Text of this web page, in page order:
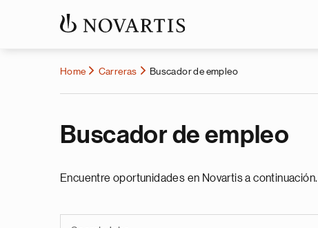
Home Carreras Buscador de empleo
Buscador de empleo
Encuentre oportunidades en Novartis a continuación.